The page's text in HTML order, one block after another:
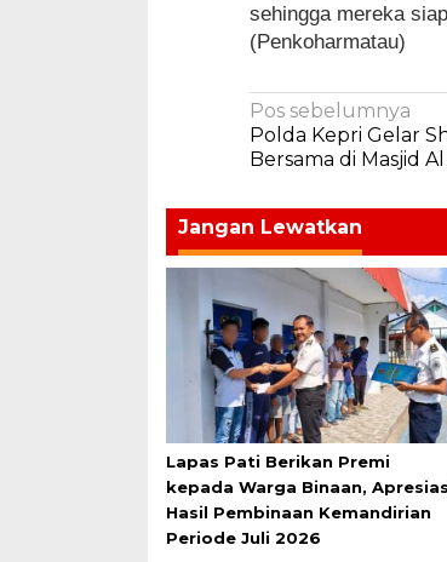
sehingga mereka
(Penkoharmatau)
Navigasi
pos
Pos sebelumnya
Polda Kepri Gelar
Bersama di Masjid
Jangan Lewatkan
Lapas Pati Berikan Premi
kepada Warga Binaan,
Hasil Pembinaan Kemandirian
Periode Juli 2026